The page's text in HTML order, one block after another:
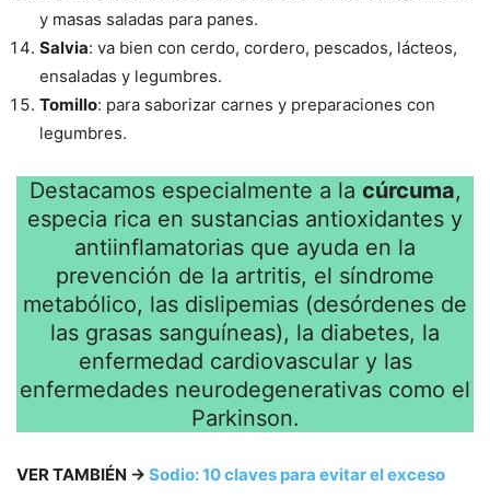
y masas saladas para panes.
Salvia: va bien con cerdo, cordero, pescados, lácteos,
ensaladas y legumbres.
Tomillo: para saborizar carnes y preparaciones con
legumbres.
Destacamos especialmente a la cúrcuma,
especia rica en sustancias antioxidantes y
antiinflamatorias que ayuda en la
prevención de la artritis, el síndrome
metabólico, las dislipemias (desórdenes de
las grasas sanguíneas), la diabetes, la
enfermedad cardiovascular y las
enfermedades neurodegenerativas como el
Parkinson.
VER TAMBIÉN → Sodio: 10 claves para evitar el exceso